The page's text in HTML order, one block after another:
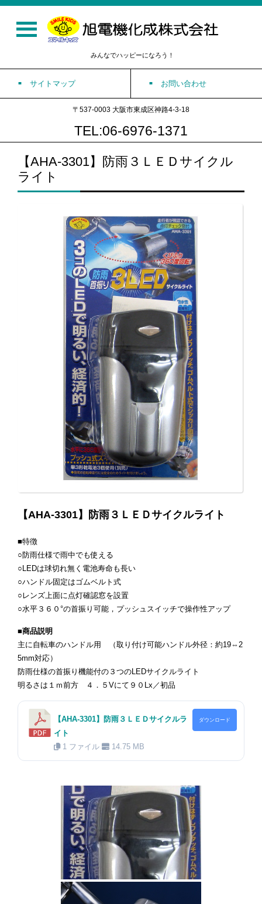
みんなでハッピーになろう！
サイトマップ お問い合わせ
〒537-0003 大阪市東成区神路4-3-18
TEL:06-6976-1371
【AHA-3301】防雨３ＬＥＤサイクル
ライト
【AHA-3301】防雨３ＬＥＤサイクルライト
■特徴
○防雨仕様で雨中でも使える
○LEDは球切れ無く電池寿命も長い
○ハンドル固定はゴムベルト式
○レンズ上面に点灯確認窓を設置
○水平３６０°の首振り可能，プッシュスイッチで操作性アップ
■商品説明
主に自転車のハンドル用 （取り付け可能ハンドル外径：約19⇔2
5mm対応）
防雨仕様の首振り機能付の３つのLEDサイクルライト
明るさは１ｍ前方 ４．５Vにて９０Lx／初品
【AHA-3301】防雨３ＬＥＤサイクルラ
イト
1 ファイル
14.75 MB
ダウンロード